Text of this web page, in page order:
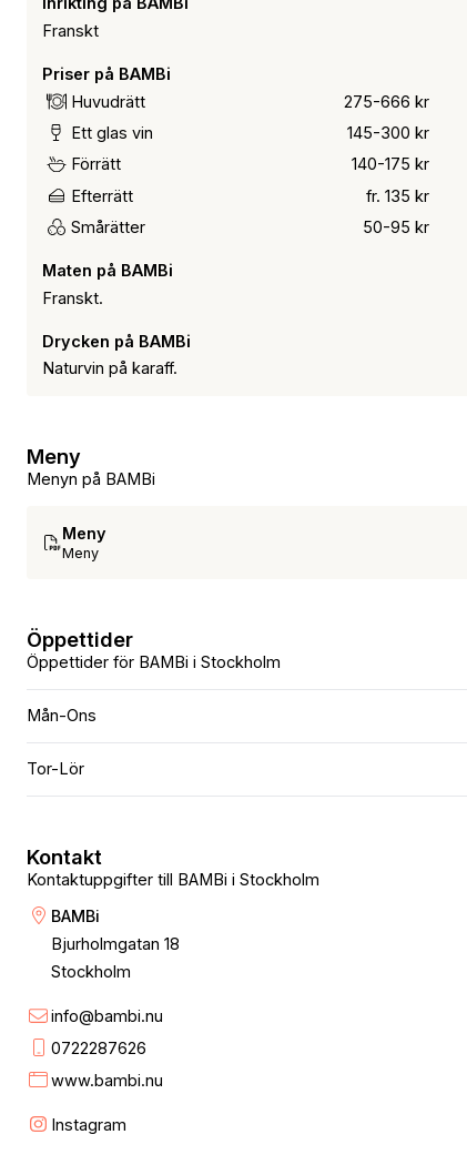
Franskt
Priser på BAMBi
Huvudrätt
275-666 kr
Ett glas vin
145-300 kr
Förrätt
140-175 kr
Efterrätt
fr. 135 kr
Smårätter
50-95 kr
Maten på BAMBi
Franskt.
Drycken på BAMBi
Naturvin på karaff.
Menyn på BAMBi
Meny
Meny
Meny
Öppettider för BAMBi i Stockholm
Öppettider
Mån-Ons
Tor-Lör
Kontaktuppgifter till BAMBi i Stockholm
Kontakt
BAMBi
Bjurholmgatan 18
Stockholm
info@bambi.nu
0722287626
www.bambi.nu
Instagram